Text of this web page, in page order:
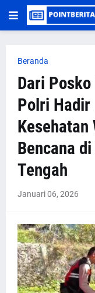
Beranda
Dari
Polri Hadir
Kesehatan
Bencana
Tengah
Januari 06, 2026